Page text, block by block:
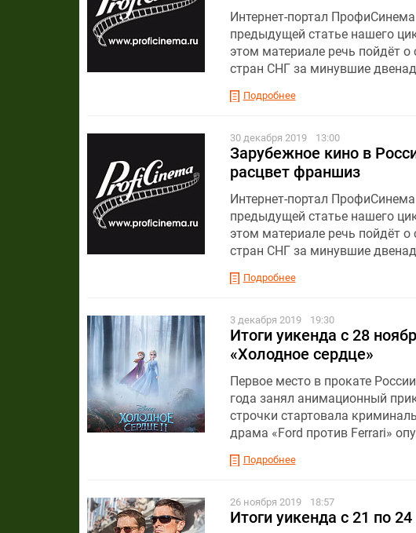
Интернет-портал
предыдущей статье нашего
этом материале речь пойдёт
стран СНГ за минувшие
Подробнее
30 декабря 2019 13:00
Зарубежное кино в
расцвет франшиз
Интернет-портал
предыдущей статье нашего
этом материале речь пойдёт
стран СНГ за минувшие
Подробнее
3 декабря 2019 19:30
Итоги уикенда с 28
«Холодное сердце»
Первое место в прокате
года занял анимационный
строчки стартовала
драма «Ford против Ferrari»
Подробнее
26 ноября 2019 18:57
Итоги уикенда с 21 по